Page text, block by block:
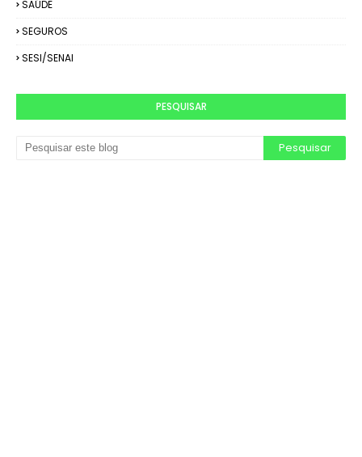
SAÚDE
SEGUROS
SESI/SENAI
PESQUISAR